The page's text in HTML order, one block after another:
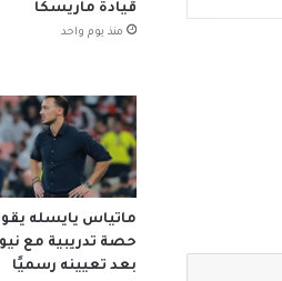
قيادة ماريسكا
منذ يوم واحد
ماتياس يايسله
حصة تدريبية مع
بعد تعيينه رسميًا